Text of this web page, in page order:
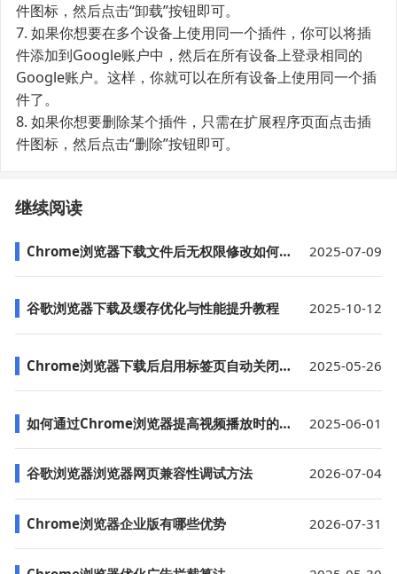
件图标，然后点击“卸载”按钮即可。
7. 如果你想要在多个设备上使用同一个插件，你可以将插
件添加到Google账户中，然后在所有设备上登录相同的
Google账户。这样，你就可以在所有设备上使用同一个插
件了。
8. 如果你想要删除某个插件，只需在扩展程序页面点击插
件图标，然后点击“删除”按钮即可。
继续阅读
Chrome浏览器下载文件后无权限修改如何处理 2025-07-09
谷歌浏览器下载及缓存优化与性能提升教程 2025-10-12
Chrome浏览器下载后启用标签页自动关闭功能 2025-05-26
如何通过Chrome浏览器提高视频播放时的加载速度 2025-06-01
谷歌浏览器浏览器网页兼容性调试方法 2026-07-04
Chrome浏览器企业版有哪些优势 2026-07-31